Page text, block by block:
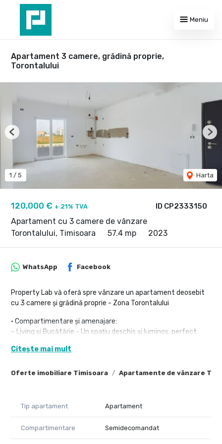
Meniu
Apartament 3 camere, grădină proprie,
Torontalului
ID CP2333150
120,000 € + 21% TVA
Apartament cu 3 camere de vânzare
Torontalului, Timisoara
57.4 mp 2023
1 / 5 Harta
Previous
Oferte imobiliare Timisoara Apartamente de vânzare
WhatsApp Facebook
Property Lab vă oferă spre vânzare un apartament deosebit
cu 3 camere și grădină proprie - Zona Torontalului
• Compartimentare și amenajare:
~ Living și Bucătărie - Un spațiu deschis și luminos, perfect
~ 2 dormitoare spațioase și luminoase, ambele cu ferestre
~ 1 Baie care va fi echipată cu cadă și finisată cu materiale de
grădina proprie, ideală pentru amenajarea unui loc de joacă
pentru copii, un colț verde pentru relaxare sau chiar pentru o
grădină urbană.
Citește mai mult
Tip apartament Apartament
Compartimentare Semidecomandat